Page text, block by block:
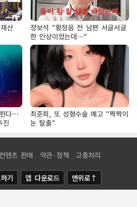
산
정보석 "황정음 전 남편 서글서글
한 인상이었는데…"
다…
최준희, 또 성형수술 예고 "짝짝이
눈 탈출"
텐츠 판매 약관·정책 고충처리
기 앱 다운로드 맨위로↑